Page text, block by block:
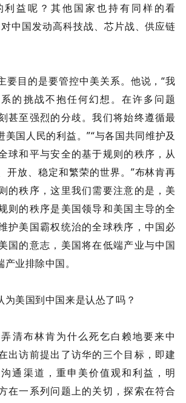
利益呢？其他国家也持有同样的看
中国发动高科技战、芯片战、供应链
要目的是要管控中美关系。他说，“我
的挑战不抱任何幻想。在许多问题
甚至强烈的分歧。我们将始终遵循最
国人民的利益。”“与各国共同维护及
球和平与安全的基于规则的秩序，从
开放、稳定和繁荣的世界。”布林肯再
的秩序，这里我们需要注意的是，美
则的秩序是美国领导和美国主导的全
护美国霸权统治的全球秩序，中国必
国的意志，美国将在低端产业与中国
业排除中国。
为美国到中国来是认怂了吗？
清布林肯为什么死乞白赖地要来中
出访前提出了访华的三个目标，即建
通渠道，重申美价值观和利益，明
在一系列问题上的关切，探索在符合